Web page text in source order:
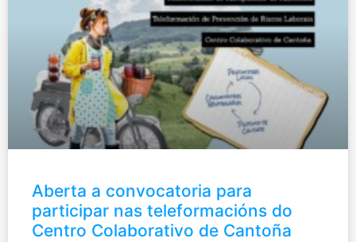
Aberta a convocatoria para
participar nas teleformacións do
Centro Colaborativo de Cantoña